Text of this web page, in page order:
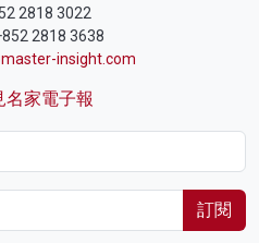
2818 3022
2818 3638
insight.com
名家電子報
訂閱